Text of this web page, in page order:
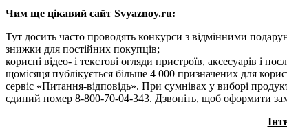
Чим ще цікавий сайт Svyaznoy.ru:
Тут досить часто проводять конкурси з відмінними
знижки для постійних покупців;
корисні відео- і текстові огляди пристроїв, аксесуарів і
щомісяця публікується більше 4 000 призначених для
сервіс «Питання-відповідь». При сумнівах у виборі
єдиний номер 8-800-70-04-343. Дзвоніть, щоб оформити